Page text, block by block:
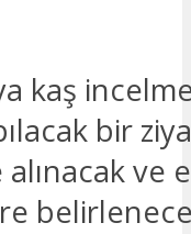
kaş
bir
alınacak